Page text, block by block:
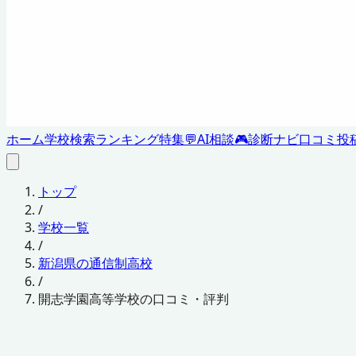
ホーム学校検索ランキング特集💬AI相談🎮診断ナビ口コミ投
トップ
/
学校一覧
/
新潟県の通信制高校
/
開志学園高等学校の口コミ・評判